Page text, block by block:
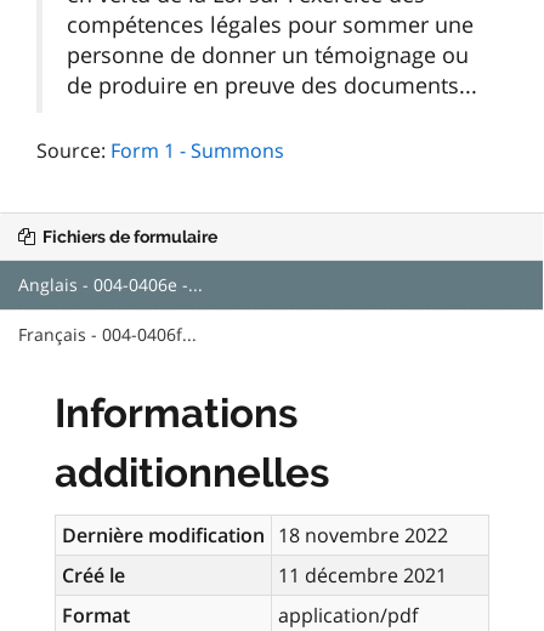
compétences légales pour sommer une
personne de donner un témoignage ou
de produire en preuve des documents...
Source: Form 1 - Summons
Fichiers de formulaire
Anglais - 004-0406e -...
Français - 004-0406f...
Informations
additionnelles
Dernière modification 18 novembre 2022
Créé le
11 décembre 2021
Format
application/pdf